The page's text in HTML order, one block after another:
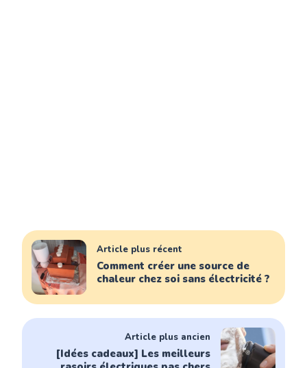
Article plus récent
Comment créer une source de
chaleur chez soi sans électricité ?
Article plus ancien
[Idées cadeaux] Les meilleurs